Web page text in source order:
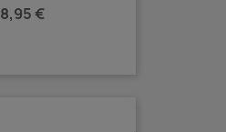
Prix
8,95 €